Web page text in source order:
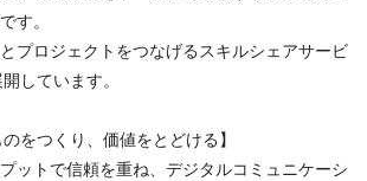
す。
プロジェクトをつなげるスキルシェアサービ
しています。
をつくり、価値をとどける】
ットで信頼を重ね、デジタルコミュニケーシ